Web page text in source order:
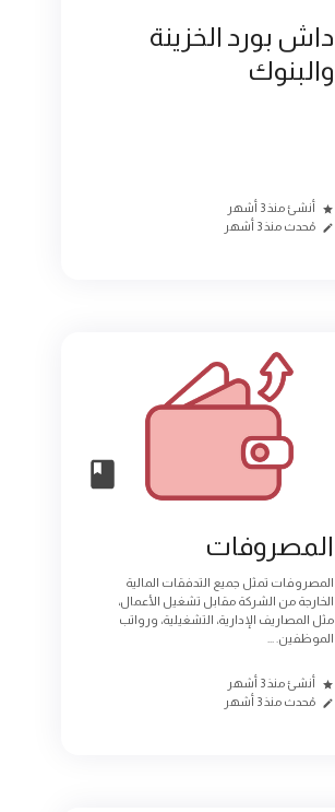
داش بورد الخزينة
والبنوك
أنشئ منذ 3 أشهر
مُحدث منذ 3 أشهر
المصروفات
المصروفات تمثل جميع التدفقات المالية
الخارجة من الشركة مقابل تشغيل الأعمال،
مثل المصاريف الإدارية، التشغيلية، ورواتب
الموظفين. ...
أنشئ منذ 3 أشهر
مُحدث منذ 3 أشهر